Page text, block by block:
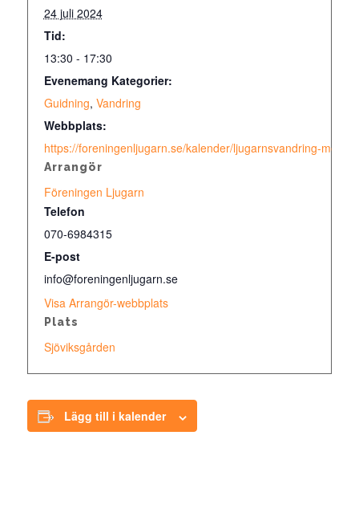
24 juli 2024
Tid:
13:30 - 17:30
Evenemang Kategorier:
Guidning, Vandring
Webbplats:
https://foreningenljugarn.se/kalender/ljugarnsvandring-med-
Arrangör
Föreningen Ljugarn
Telefon
070-6984315
E-post
info@foreningenljugarn.se
Visa Arrangör-webbplats
Plats
Sjöviksgården
Lägg till i kalender